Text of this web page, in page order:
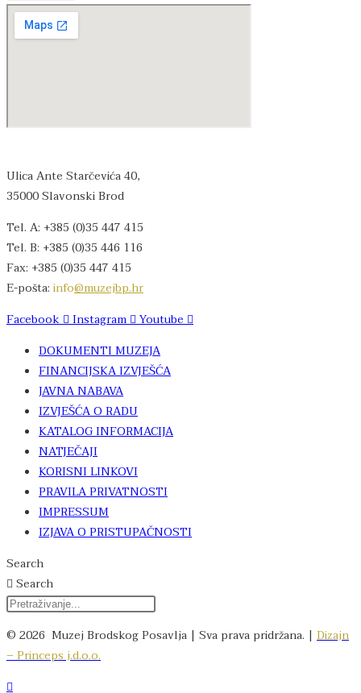
Ulica Ante Starčevića 40,
35000 Slavonski Brod
Tel. A: +385 (0)35 447 415
Tel. B: +385 (0)35 446 116
Fax: +385 (0)35 447 415
E-pošta: info@muzejbp.hr
Facebook
Instagram
Youtube
DOKUMENTI MUZEJA
FINANCIJSKA IZVJEŠĆA
JAVNA NABAVA
IZVJEŠĆA O RADU
KATALOG INFORMACIJA
NATJEČAJI
KORISNI LINKOVI
PRAVILA PRIVATNOSTI
IMPRESSUM
IZJAVA O PRISTUPAČNOSTI
Search
Search
© 2026 Muzej Brodskog Posavlja | Sva prava pridržana. | Dizajn
– Princeps j.d.o.o.